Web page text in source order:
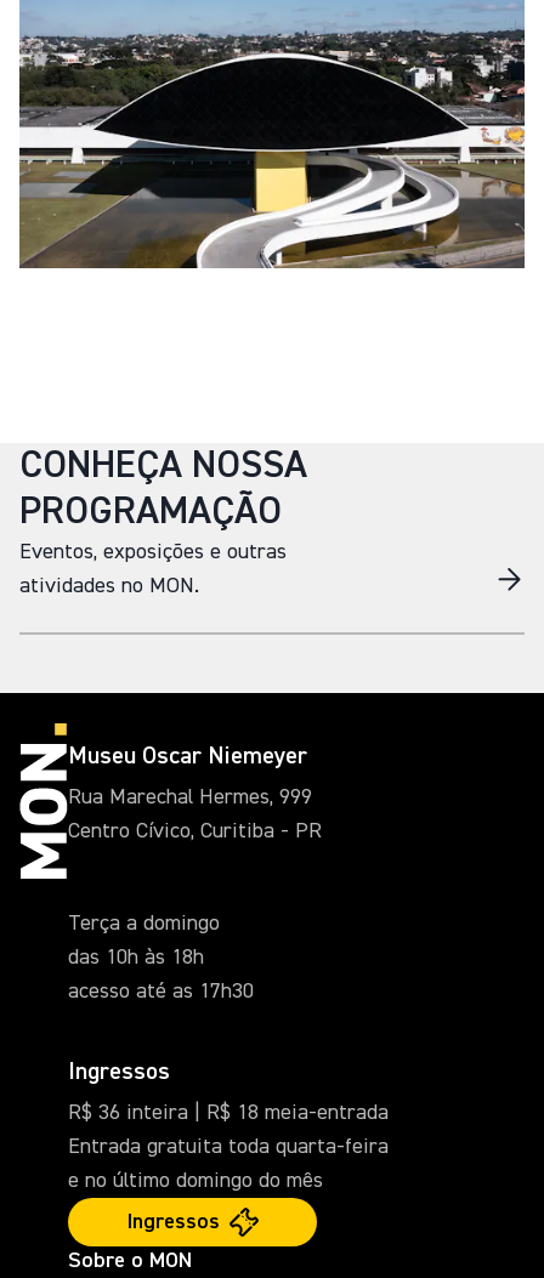
CONHEÇA NOSSA
PROGRAMAÇÃO
Eventos, exposições e outras
atividades no MON.
Museu Oscar Niemeyer
Rua Marechal Hermes, 999
Centro Cívico, Curitiba - PR
Terça a domingo
das 10h às 18h
acesso até as 17h30
Ingressos
R$ 36 inteira | R$ 18 meia-entrada
Entrada gratuita toda quarta-feira
e no último domingo do mês
Ingressos
Sobre o MON